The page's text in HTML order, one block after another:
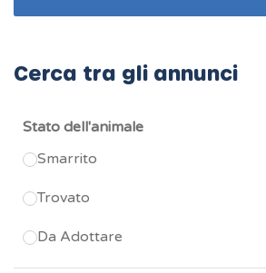
Cerca tra gli annunci
Stato dell'animale
Smarrito
Trovato
Da Adottare